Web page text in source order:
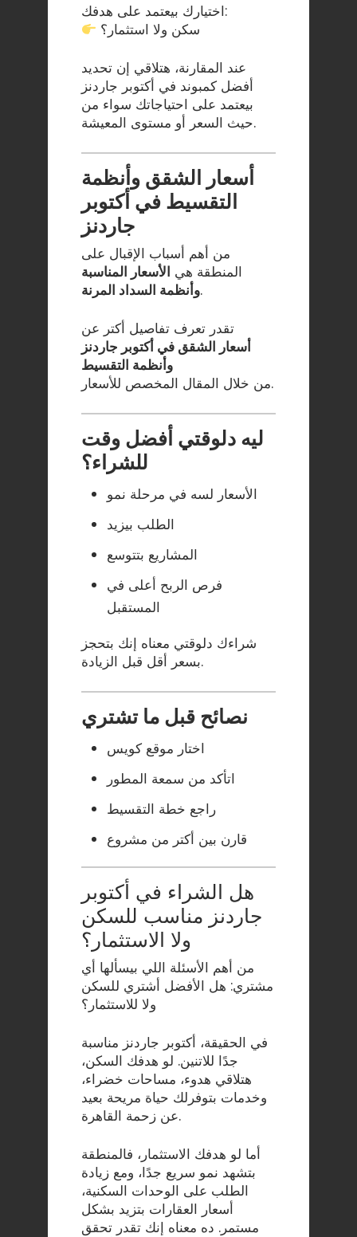
اختيارك بيعتمد على هدفك:
سكن ولا استثمار؟
عند المقارنة، هتلاقي إن تحديد
أفضل كمبوند في أكتوبر جاردنز
بيعتمد على احتياجاتك سواء من
حيث السعر أو مستوى المعيشة.
أسعار الشقق وأنظمة
التقسيط في أكتوبر
جاردنز
من أهم أسباب الإقبال على
المنطقة هي الأسعار المناسبة
وأنظمة السداد المرنة.
تقدر تعرف تفاصيل أكتر عن
أسعار الشقق في أكتوبر جاردنز
وأنظمة التقسيط
من خلال المقال المخصص للأسعار.
ليه دلوقتي أفضل وقت
للشراء؟
الأسعار لسه في مرحلة نمو
الطلب بيزيد
المشاريع بتتوسع
فرص الربح أعلى في
المستقبل
شراءك دلوقتي معناه إنك بتحجز
بسعر أقل قبل الزيادة.
نصائح قبل ما تشتري
اختار موقع كويس
اتأكد من سمعة المطور
راجع خطة التقسيط
قارن بين أكتر من مشروع
هل الشراء في أكتوبر
جاردنز مناسب للسكن
ولا الاستثمار؟
من أهم الأسئلة اللي بيسألها أي
مشتري: هل الأفضل أشتري للسكن
ولا للاستثمار؟
في الحقيقة، أكتوبر جاردنز مناسبة
جدًا للاتنين. لو هدفك السكن،
هتلاقي هدوء، مساحات خضراء،
وخدمات بتوفرلك حياة مريحة بعيد
عن زحمة القاهرة.
أما لو هدفك الاستثمار، فالمنطقة
بتشهد نمو سريع جدًا، ومع زيادة
الطلب على الوحدات السكنية،
أسعار العقارات بتزيد بشكل
مستمر. ده معناه إنك تقدر تحقق